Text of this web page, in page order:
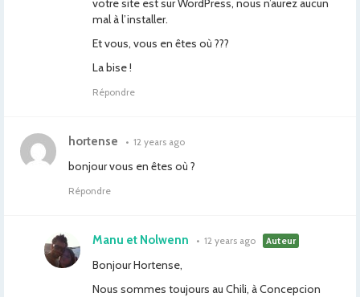
votre site est sur WordPress, nous n’aurez aucun
mal à l’installer.
Et vous, vous en êtes où ???
La bise !
Répondre
hortense • 12 years ago
bonjour vous en êtes où ?
Répondre
Manu et Nolwenn • 12 years ago Auteur
Bonjour Hortense,
Nous sommes toujours au Chili, à Concepcion